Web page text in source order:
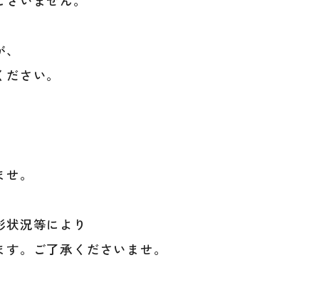
さい。
。
況等により
。ご了承くださいませ。